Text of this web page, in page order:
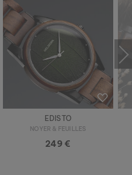
BRACELET MIDSOMMAR
AGATE & ARGENT
99 €
EDISTO
NOYER & FEUILLES
249 €